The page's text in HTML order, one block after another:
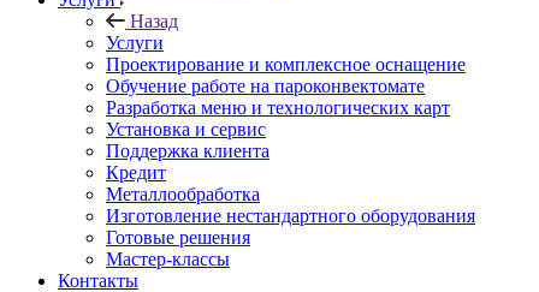
Назад
Услуги
Проектирование и комплексное оснащение
Обучение работе на пароконвектомате
Разработка меню и технологических карт
Установка и сервис
Поддержка клиента
Кредит
Металлообработка
Изготовление нестандартного оборудования
Готовые решения
Мастер-классы
Контакты